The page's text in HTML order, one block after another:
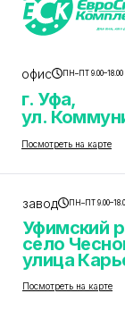
офис ПН–ПТ
г. Уфа,
ул.
Посмотреть на карте
завод ПН–ПТ
Уфимский
село
улица
Посмотреть на карте